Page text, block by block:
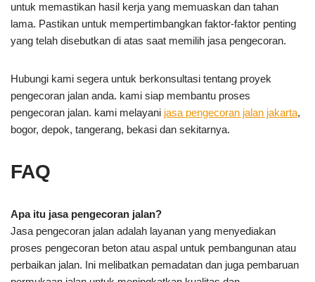
untuk memastikan hasil kerja yang memuaskan dan tahan
lama. Pastikan untuk mempertimbangkan faktor-faktor penting
yang telah disebutkan di atas saat memilih jasa pengecoran.
Hubungi kami segera untuk berkonsultasi tentang proyek
pengecoran jalan anda. kami siap membantu proses
pengecoran jalan. kami melayani jasa pengecoran jalan jakarta,
bogor, depok, tangerang, bekasi dan sekitarnya.
FAQ
Apa itu jasa pengecoran jalan?
Jasa pengecoran jalan adalah layanan yang menyediakan
proses pengecoran beton atau aspal untuk pembangunan atau
perbaikan jalan. Ini melibatkan pemadatan dan juga pembaruan